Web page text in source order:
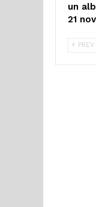
un
21
PREV